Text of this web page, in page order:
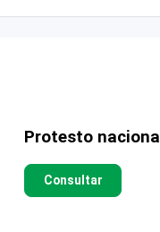
Protesto nacional
Consultar